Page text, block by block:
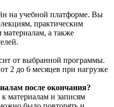
на учебной платформе. Вы
практическим
а также
от выбранной программы.
2 до 6 месяцев при нагрузке
после окончания?
материалам и записям